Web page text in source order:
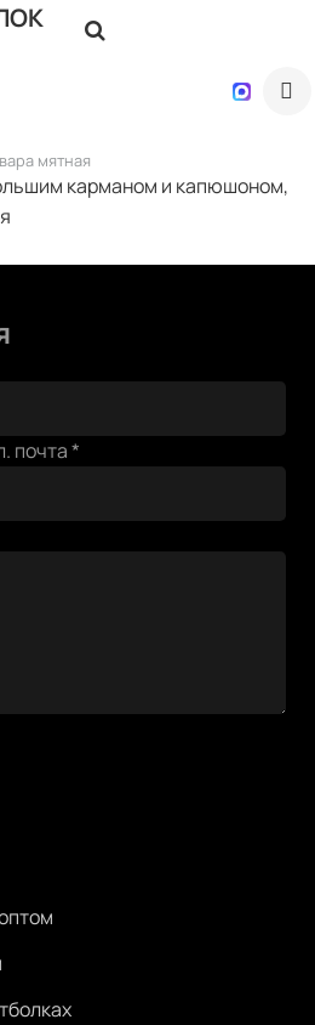
мятная
карманом и капюшоном,
почта*